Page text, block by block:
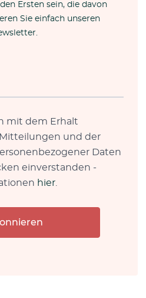
Ersten sein, die davon
Sie einfach unseren
mit dem Erhalt
und der
Daten
einverstanden -
hier.